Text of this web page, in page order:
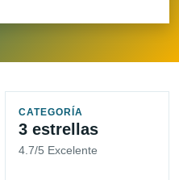
CATEGORÍA
3 estrellas
4.7/5 Excelente